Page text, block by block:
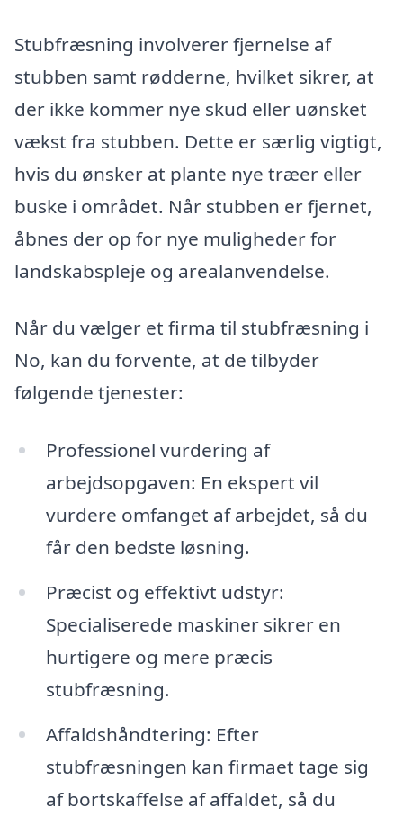
Stubfræsning involverer fjernelse af
stubben samt rødderne, hvilket sikrer, at
der ikke kommer nye skud eller uønsket
vækst fra stubben. Dette er særlig vigtigt,
hvis du ønsker at plante nye træer eller
buske i området. Når stubben er fjernet,
åbnes der op for nye muligheder for
landskabspleje og arealanvendelse.
Når du vælger et firma til stubfræsning i
No, kan du forvente, at de tilbyder
følgende tjenester:
Professionel vurdering af
arbejdsopgaven: En ekspert vil
vurdere omfanget af arbejdet, så du
får den bedste løsning.
Præcist og effektivt udstyr:
Specialiserede maskiner sikrer en
hurtigere og mere præcis
stubfræsning.
Affaldshåndtering: Efter
stubfræsningen kan firmaet tage sig
af bortskaffelse af affaldet, så du